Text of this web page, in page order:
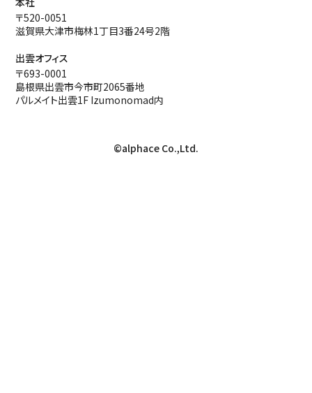
〒520-0051
滋賀県大津市梅林1丁目3番24号2階
出雲オフィス
〒693-0001
島根県出雲市今市町2065番地
パルメイト出雲1F Izumonomad内
©alphace Co.,Ltd.